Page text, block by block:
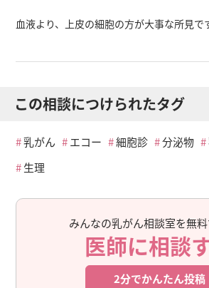
血液より、上皮の細胞の方が大事な所見で
この相談につけられたタグ
乳がん エコー 細胞診 分泌物
生理
みんなの乳がん相談室を無料
医師に相談
2分でかんたん投稿